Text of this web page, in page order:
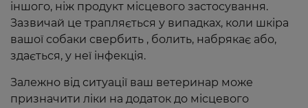
іншого, ніж продукт місцевого застосування.
Зазвичай це трапляється у випадках, коли шкіра
вашої собаки свербить , болить, набрякає або,
здається, у неї інфекція.
Залежно від ситуації ваш ветеринар може
призначити ліки на додаток до місцевого